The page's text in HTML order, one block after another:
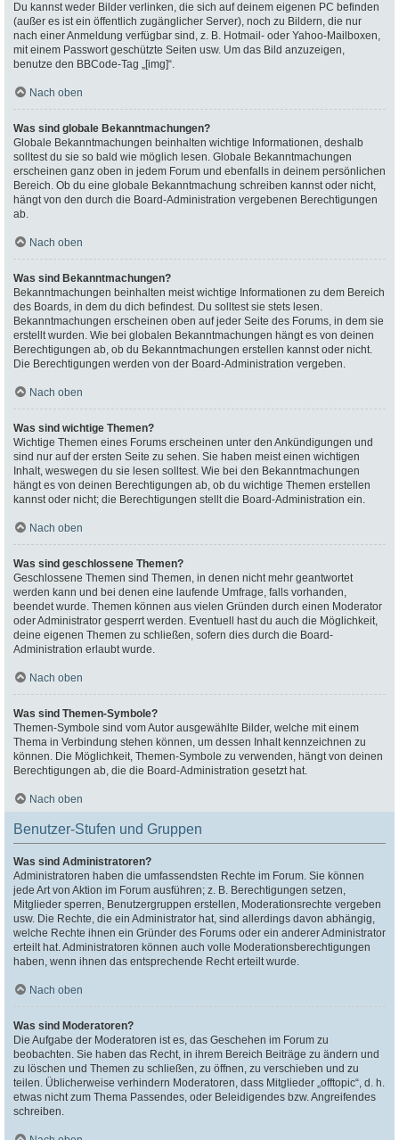
Du kannst weder Bilder verlinken, die sich auf deinem eigenen PC befinden
(außer es ist ein öffentlich zugänglicher Server), noch zu Bildern, die nur
nach einer Anmeldung verfügbar sind, z. B. Hotmail- oder Yahoo-Mailboxen,
mit einem Passwort geschützte Seiten usw. Um das Bild anzuzeigen,
benutze den BBCode-Tag „[img]“.
Nach oben
Was sind globale Bekanntmachungen?
Globale Bekanntmachungen beinhalten wichtige Informationen, deshalb
solltest du sie so bald wie möglich lesen. Globale Bekanntmachungen
erscheinen ganz oben in jedem Forum und ebenfalls in deinem persönlichen
Bereich. Ob du eine globale Bekanntmachung schreiben kannst oder nicht,
hängt von den durch die Board-Administration vergebenen Berechtigungen
ab.
Nach oben
Was sind Bekanntmachungen?
Bekanntmachungen beinhalten meist wichtige Informationen zu dem Bereich
des Boards, in dem du dich befindest. Du solltest sie stets lesen.
Bekanntmachungen erscheinen oben auf jeder Seite des Forums, in dem sie
erstellt wurden. Wie bei globalen Bekanntmachungen hängt es von deinen
Berechtigungen ab, ob du Bekanntmachungen erstellen kannst oder nicht.
Die Berechtigungen werden von der Board-Administration vergeben.
Nach oben
Was sind wichtige Themen?
Wichtige Themen eines Forums erscheinen unter den Ankündigungen und
sind nur auf der ersten Seite zu sehen. Sie haben meist einen wichtigen
Inhalt, weswegen du sie lesen solltest. Wie bei den Bekanntmachungen
hängt es von deinen Berechtigungen ab, ob du wichtige Themen erstellen
kannst oder nicht; die Berechtigungen stellt die Board-Administration ein.
Nach oben
Was sind geschlossene Themen?
Geschlossene Themen sind Themen, in denen nicht mehr geantwortet
werden kann und bei denen eine laufende Umfrage, falls vorhanden,
beendet wurde. Themen können aus vielen Gründen durch einen Moderator
oder Administrator gesperrt werden. Eventuell hast du auch die Möglichkeit,
deine eigenen Themen zu schließen, sofern dies durch die Board-
Administration erlaubt wurde.
Nach oben
Was sind Themen-Symbole?
Themen-Symbole sind vom Autor ausgewählte Bilder, welche mit einem
Thema in Verbindung stehen können, um dessen Inhalt kennzeichnen zu
können. Die Möglichkeit, Themen-Symbole zu verwenden, hängt von deinen
Berechtigungen ab, die die Board-Administration gesetzt hat.
Nach oben
Benutzer-Stufen und Gruppen
Was sind Administratoren?
Administratoren haben die umfassendsten Rechte im Forum. Sie können
jede Art von Aktion im Forum ausführen; z. B. Berechtigungen setzen,
Mitglieder sperren, Benutzergruppen erstellen, Moderationsrechte vergeben
usw. Die Rechte, die ein Administrator hat, sind allerdings davon abhängig,
welche Rechte ihnen ein Gründer des Forums oder ein anderer Administrator
erteilt hat. Administratoren können auch volle Moderationsberechtigungen
haben, wenn ihnen das entsprechende Recht erteilt wurde.
Nach oben
Was sind Moderatoren?
Die Aufgabe der Moderatoren ist es, das Geschehen im Forum zu
beobachten. Sie haben das Recht, in ihrem Bereich Beiträge zu ändern und
zu löschen und Themen zu schließen, zu öffnen, zu verschieben und zu
teilen. Üblicherweise verhindern Moderatoren, dass Mitglieder „offtopic“, d. h.
etwas nicht zum Thema Passendes, oder Beleidigendes bzw. Angreifendes
schreiben.